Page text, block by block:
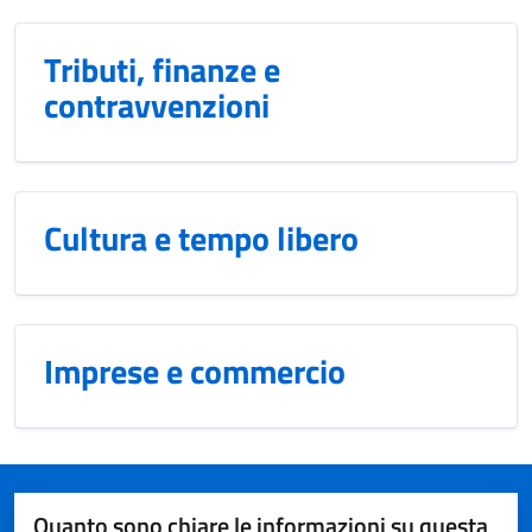
Tributi, finanze e
contravvenzioni
Cultura e tempo libero
Imprese e commercio